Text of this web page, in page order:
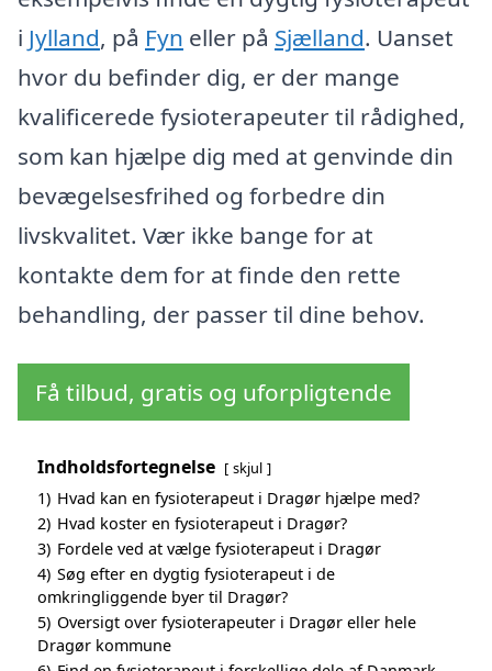
i Jylland, på Fyn eller på Sjælland. Uanset
hvor du befinder dig, er der mange
kvalificerede fysioterapeuter til rådighed,
som kan hjælpe dig med at genvinde din
bevægelsesfrihed og forbedre din
livskvalitet. Vær ikke bange for at
kontakte dem for at finde den rette
behandling, der passer til dine behov.
Få tilbud, gratis og uforpligtende
Indholdsfortegnelse skjul
1) Hvad kan en fysioterapeut i Dragør hjælpe med?
2) Hvad koster en fysioterapeut i Dragør?
3) Fordele ved at vælge fysioterapeut i Dragør
4) Søg efter en dygtig fysioterapeut i de
omkringliggende byer til Dragør?
5) Oversigt over fysioterapeuter i Dragør eller hele
Dragør kommune